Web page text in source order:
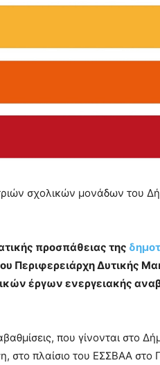
σχολικών μονάδων του
προσπάθειας της
Περιφερειάρχη Δυτικής
έργων ενεργειακής
που γίνονται στο
στο πλαίσιο του ΕΣΣΒΑΑ στο